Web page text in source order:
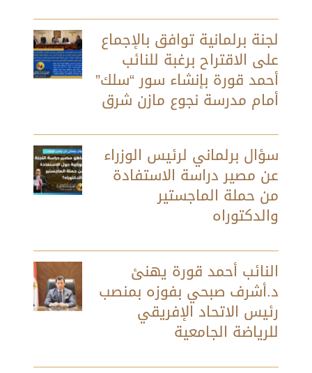
لجنة برلمانية توافق بالإجماع
على الاقتراح برغبة للنائب
أحمد قورة بإنشاء سور “سلك”
أمام مدرسة نجوع مازن شرق
سؤال برلماني لرئيس الوزراء
عن مصير دراسة الاستفادة
من حملة الماجستير
والدكتوراه
النائب أحمد قورة يهنئ
د.أشرف صبحي بفوزه بمنصب
رئيس الاتحاد الإفريقي
للرياضة الجامعية